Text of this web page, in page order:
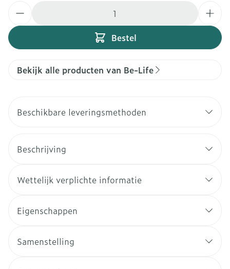
Bestel
Bekijk alle producten van Be-Life
Beschikbare leveringsmethoden
Beschrijving
Wettelijk verplichte informatie
Eigenschappen
Samenstelling